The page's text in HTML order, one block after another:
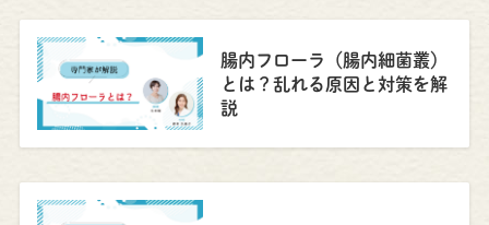
腸内フローラ（腸内細菌叢）
とは？乱れる原因と対策を解
説